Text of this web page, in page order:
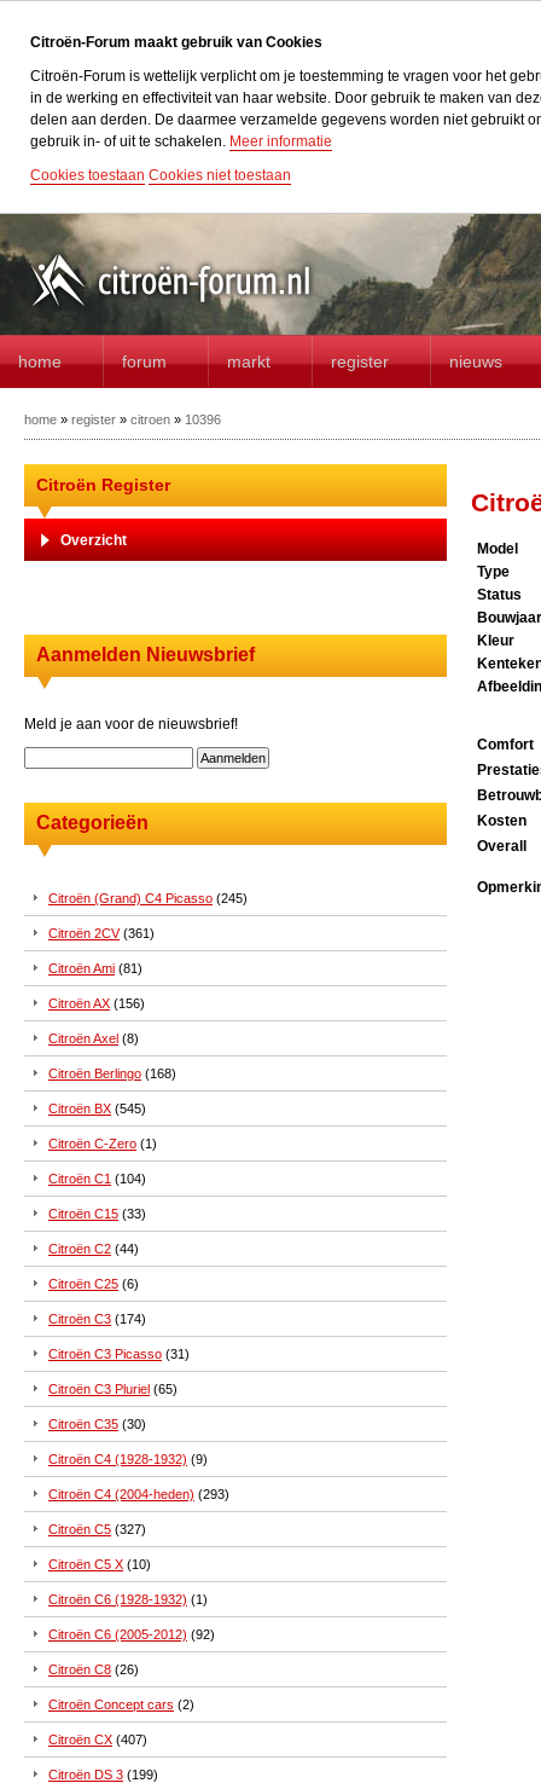
Citroën-Forum maakt gebruik van Cookies
Citroën-Forum is wettelijk verplicht om je toestemming te vragen voor het
in de werking en effectiviteit van haar website. Door gebruik te maken van
delen aan derden. De daarmee verzamelde gegevens worden niet gebruikt
gebruik in- of uit te schakelen. Meer informatie
Cookies toestaan Cookies niet toestaan
home forum markt register nieuws
home » register » citroen » 10396
Citroën Register
Overzicht
Aanmelden Nieuwsbrief
Meld je aan voor de nieuwsbrief!
Categorieën
Citroën (Grand) C4 Picasso (245)
Citroën 2CV(361)
Citroën Ami (81)
Citroën AX (156)
Citroën Axel (8)
Citroën Berlingo (168)
Citroën BX (545)
Citroën C-Zero (1)
Citroën C1 (104)
Citroën C15 (33)
Citroën C2 (44)
Citroën C25 (6)
Citroën C3 (174)
Citroën C3 Picasso (31)
Citroën C3 Pluriel (65)
Citroën C35 (30)
Citroën C4 (1928-1932) (9)
Citroën C4 (2004-heden) (293)
Citroën C5 (327)
Citroën C5 X (10)
Citroën C6 (1928-1932) (1)
Citroën C6 (2005-2012) (92)
Citroën C8 (26)
Citroën Concept cars (2)
Citroën CX (407)
Citroën DS 3 (199)
Model
Type
Status
Bouwjaar
Kleur
Comfort
Kosten
Overall